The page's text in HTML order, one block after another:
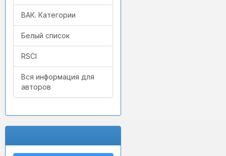
ВАК. Категории
Белый список
RSCI
Вся информация для
авторов